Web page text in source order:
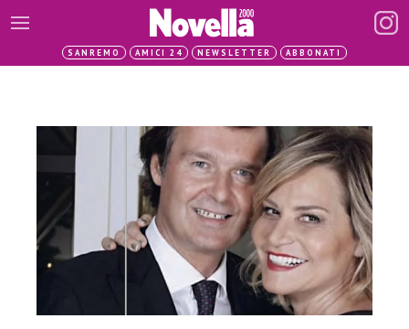
SANREMO AMICI 24 NEWSLETTER ABBONATI